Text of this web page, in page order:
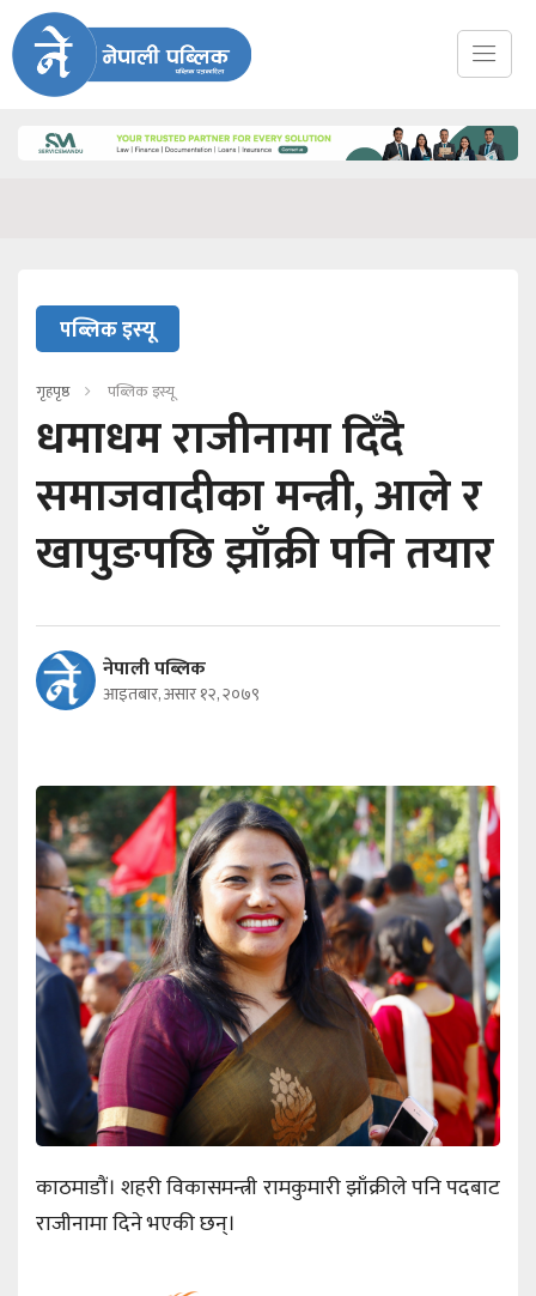
पब्लिक इस्यू
गृहपृष्ठ पब्लिक इस्यू
धमाधम राजीनामा दिँदै
समाजवादीका मन्त्री, आले र
खापुङपछि झाँक्री पनि तयार
नेपाली पब्लिक
आइतबार, असार १२, २०७९
काठमाडौं। शहरी विकासमन्त्री रामकुमारी झाँक्रीले पनि पदबाट
राजीनामा दिने भएकी छन्।